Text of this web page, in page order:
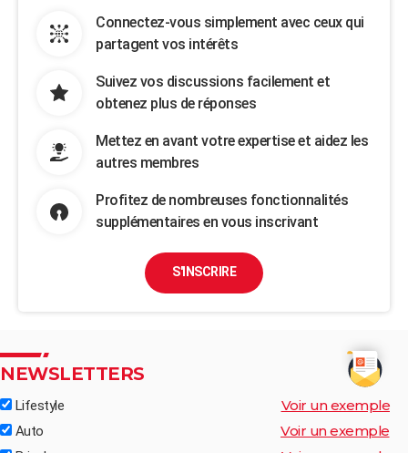
Connectez-vous simplement avec ceux qui
partagent vos intérêts
Suivez vos discussions facilement et
obtenez plus de réponses
Mettez en avant votre expertise et aidez les
autres membres
Profitez de nombreuses fonctionnalités
supplémentaires en vous inscrivant
S'INSCRIRE
NEWSLETTERS
Lifestyle Voir un exemple
Auto Voir un exemple